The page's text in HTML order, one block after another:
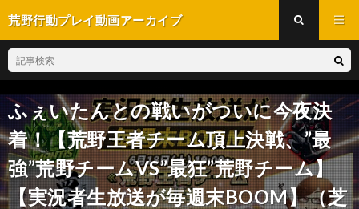
荒野行動プレイ動画アーカイブ
ふぇいたんとの戦いがついに今夜決
着！【荒野王者チーム頂上決戦、”最
強”荒野チームVS”最狂”荒野チーム】
【実況者生放送が毎週末BOOM】（芝